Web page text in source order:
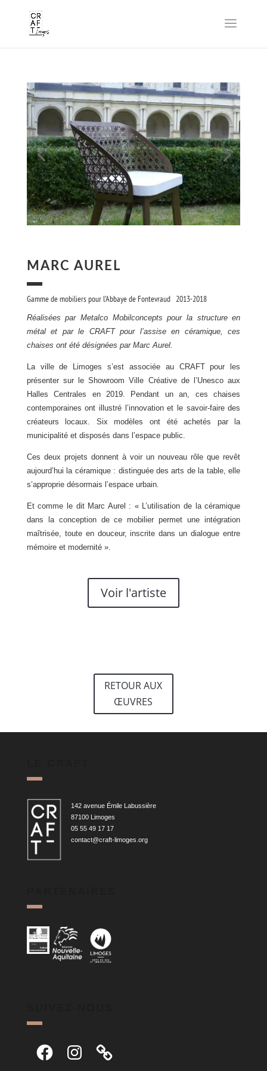
MARC AUREL
Gamme de mobiliers pour l’Abbaye de Fontevraud 2013-2018
Réalisées par Metalco Mobilconcepts pour la structure en
métal et par le CRAFT pour l’assise en céramique, ces
chaises ont été désignées par Marc Aurel.
La ville de Limoges s’est associée au CRAFT pour les
présenter sur le Showroom Ville Créative de l’Unesco aux
Halles Centrales en 2019. Pendant un an, ces chaises
contemporaines ont illustré l’innovation et le savoir-faire des
créateurs locaux. Six modèles ont été achetés par la
municipalité et disposés dans l’espace public.
Ces deux projets donnent à voir un nouveau rôle que revêt
aujourd’hui la céramique : distinguée des arts de la table, elle
s’approprie désormais l’espace urbain.
Et comme le dit Marc Aurel : « L’utilisation de la céramique
dans la conception de ce mobilier permet une intégration
maîtrisée, toute en douceur, inscrite dans un dialogue entre
mémoire et modernité ».
Voir l'artiste
RETOUR AUX
ŒUVRES
142 avenue Émile Labussière
87100 Limoges
05 55 49 17 17
contact@craft-limoges.org
FacebookInstagram